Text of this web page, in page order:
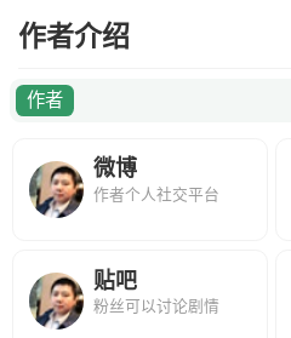
作者介绍
作者
微博
作者个人社交平台
贴吧
粉丝可以讨论剧情